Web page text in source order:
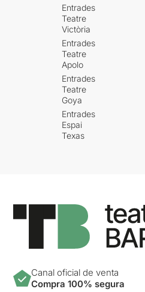
Entrades
Teatre
Victòria
Entrades
Teatre
Apolo
Entrades
Teatre
Goya
Entrades
Espai
Texas
Canal oficial de venta
Compra 100% segura